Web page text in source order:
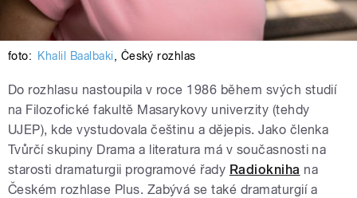
foto: Khalil Baalbaki, Český rozhlas
Do rozhlasu nastoupila v roce 1986 během svých studií
na Filozofické fakultě Masarykovy univerzity (tehdy
UJEP), kde vystudovala češtinu a dějepis. Jako členka
Tvůrčí skupiny Drama a literatura má v současnosti na
starosti dramaturgii programové řady Radiokniha na
Českém rozhlase Plus. Zabývá se také dramaturgií a